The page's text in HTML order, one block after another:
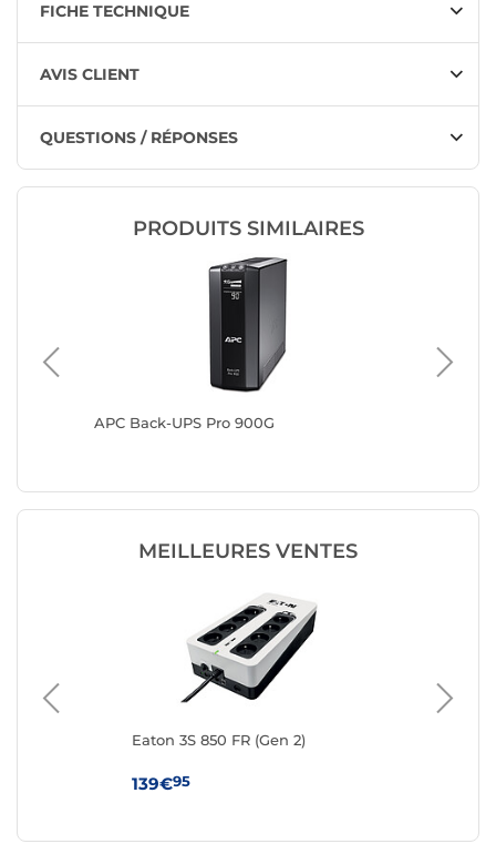
FICHE TECHNIQUE
AVIS CLIENT
QUESTIONS / RÉPONSES
PRODUITS SIMILAIRES
APC Back-UPS Pro 900G
MEILLEURES VENTES
Eaton 3S 850 FR (Gen 2)
139€95